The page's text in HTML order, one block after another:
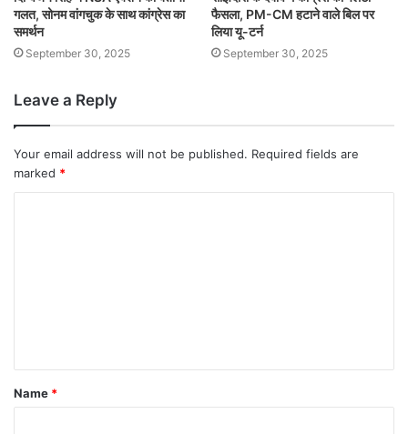
गलत, सोनम वांगचुक के साथ कांग्रेस का
समर्थन
September 30, 2025
फैसला, PM-CM हटाने वाले बिल पर
लिया यू-टर्न
September 30, 2025
Leave a Reply
Your email address will not be published. Required fields are
marked *
Name *